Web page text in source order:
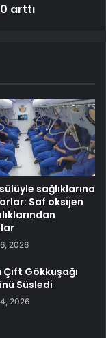
arttı
sağlıklarına
Saf oksijen
2026
Çift Gökkuşağı
Süsledi
2026